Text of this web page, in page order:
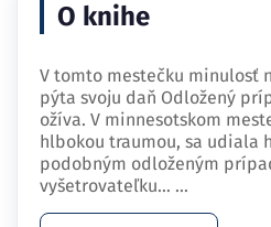
O knihe
V tomto mestečku minulosť
pýta svoju daň Odložený
ožíva. V minnesotskom
hlbokou traumou, sa udiala
podobným odloženým
vyšetrovateľku… ...